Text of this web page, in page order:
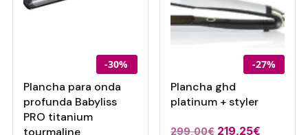
-30%
Plancha para onda
profunda Babyliss
PRO titanium
tourmaline
-27%
Plancha ghd
platinum + styler
299,00€ El
219,25€